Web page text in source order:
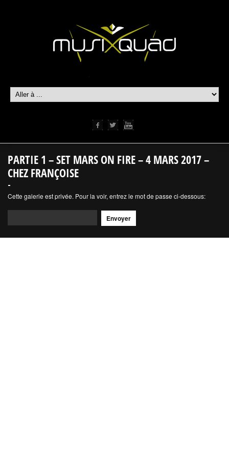
PARTIE 1 – SET MARS ON FIRE – 4 MARS 2017 –
CHEZ FRANÇOISE
Cette galerie est privée. Pour la voir, entrez le mot de passe ci-dessous: